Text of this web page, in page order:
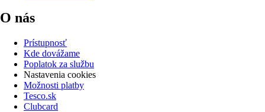
O nás
Prístupnosť
Kde dovážame
Poplatok za službu
Nastavenia cookies
Možnosti platby
Tesco.sk
Clubcard